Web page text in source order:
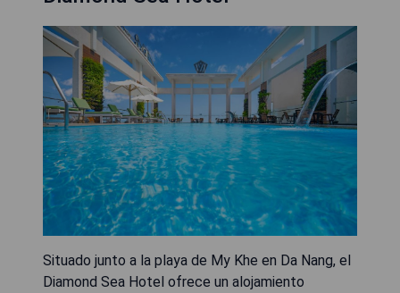
Situado junto a la playa de My Khe en Da Nang, el
Diamond Sea Hotel ofrece un alojamiento